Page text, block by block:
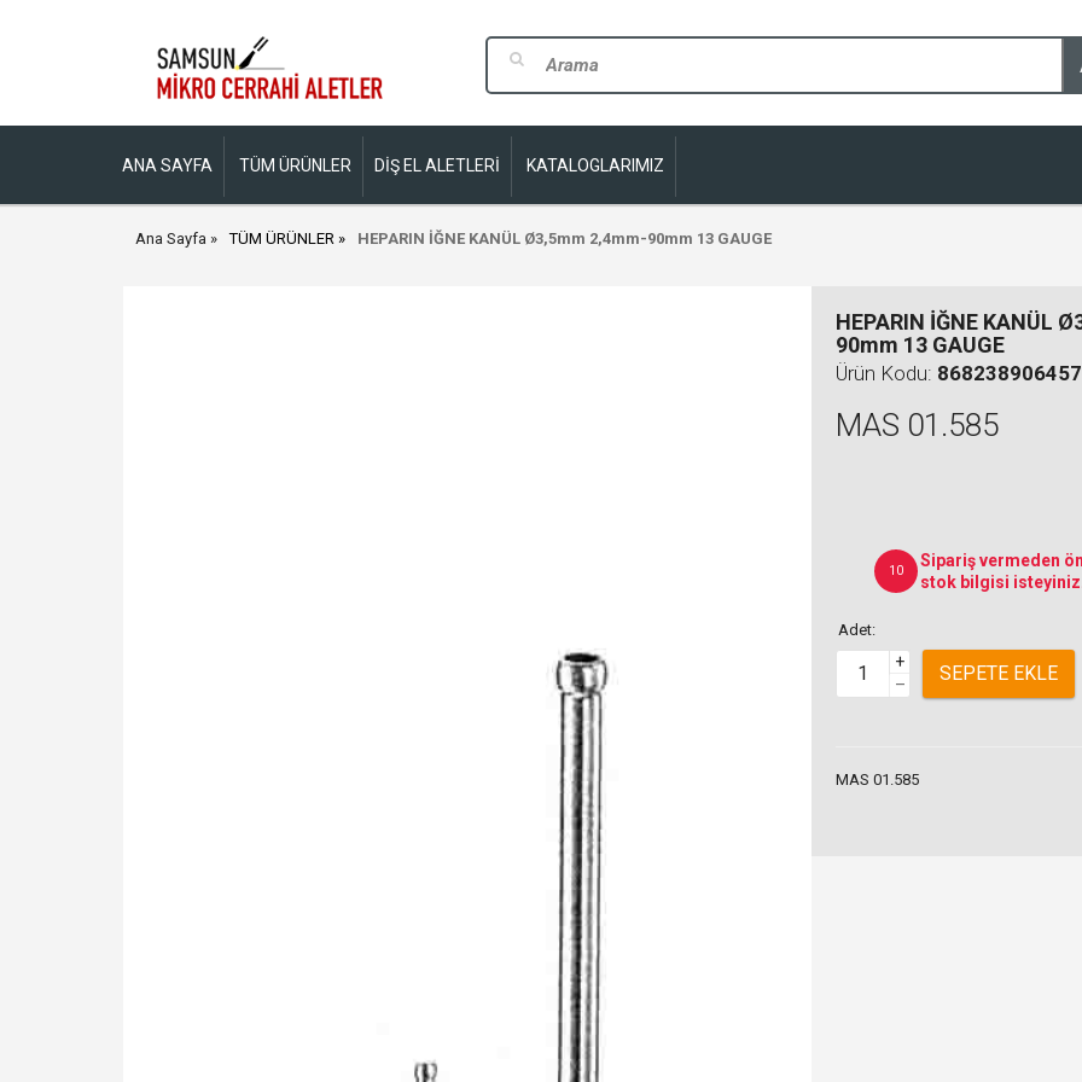
ANA SAYFA TÜM ÜRÜNLER DİŞ EL ALETLERİ KATALOGLARIMIZ
Ana Sayfa TÜM ÜRÜNLER HEPARIN İĞNE KANÜL Ø3,5mm 2,4mm-90mm 13 GAUGE
HEPARIN İĞNE KANÜL
90mm 13 GAUGE
Ürün Kodu:
MAS 01.585
10
Sipariş vermeden
stok bilgisi
Adet:
+
–
SEPETE EKLE
MAS 01.585